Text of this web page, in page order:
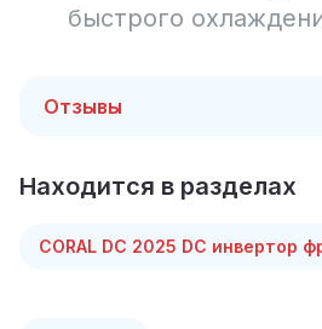
быстрого
Отзывы
Находится в разделах
CORAL DC 2025 DC инвертор